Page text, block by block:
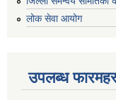
लोक सेवा आयोग
उपलब्ध